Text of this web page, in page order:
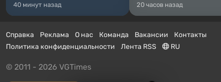
40 минут назад 20 часов назад
Справка Реклама О нас Команда Вакансии
Контакты
Политика конфиденциальности
Лента RSS RU
© 2011 - 2026 VGTimes